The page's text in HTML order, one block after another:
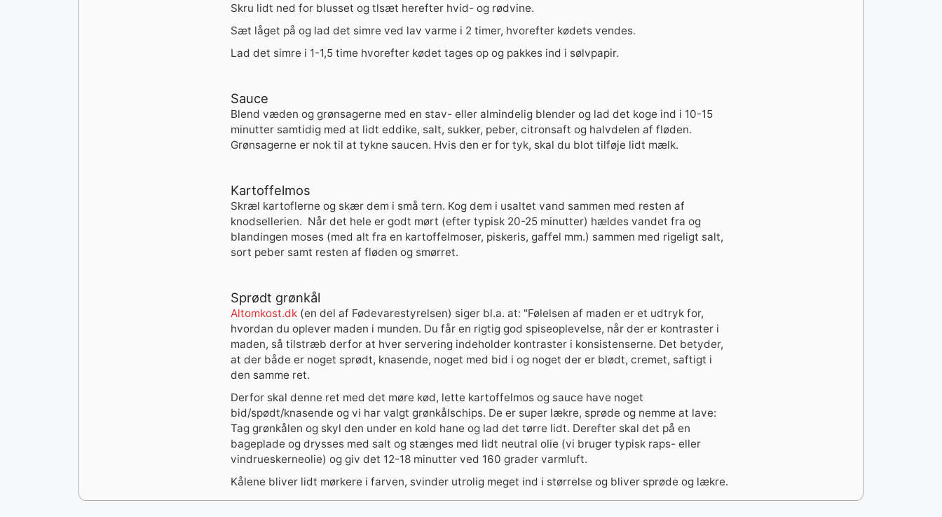
Skru lidt ned for blusset og tlsæt herefter hvid- og rødvine.
Sæt låget på og lad det simre ved lav varme i 2 timer, hvorefter kødets vendes.
Lad det simre i 1-1,5 time hvorefter kødet tages op og pakkes ind i sølvpapir.
Sauce
Blend væden og grønsagerne med en stav- eller almindelig blender og lad det koge ind i 10-15
minutter samtidig med at lidt eddike, salt, sukker, peber, citronsaft og halvdelen af fløden.
Grønsagerne er nok til at tykne saucen. Hvis den er for tyk, skal du blot tilføje lidt mælk.
Kartoffelmos
Skræl kartoflerne og skær dem i små tern. Kog dem i usaltet vand sammen med resten af
knodsellerien. Når det hele er godt mørt (efter typisk 20-25 minutter) hældes vandet fra og
blandingen moses (med alt fra en kartoffelmoser, piskeris, gaffel mm.) sammen med rigeligt salt,
sort peber samt resten af fløden og smørret.
Sprødt grønkål
Altomkost.dk (en del af Fødevarestyrelsen) siger bl.a. at: "Følelsen af maden er et udtryk for,
hvordan du oplever maden i munden. Du får en rigtig god spiseoplevelse, når der er kontraster i
maden, så tilstræb derfor at hver servering indeholder kontraster i konsistenserne. Det betyder,
at der både er noget sprødt, knasende, noget med bid i og noget der er blødt, cremet, saftigt i
den samme ret.
Derfor skal denne ret med det møre kød, lette kartoffelmos og sauce have noget
bid/spødt/knasende og vi har valgt grønkålschips. De er super lækre, sprøde og nemme at lave:
Tag grønkålen og skyl den under en kold hane og lad det tørre lidt. Derefter skal det på en
bageplade og drysses med salt og stænges med lidt neutral olie (vi bruger typisk raps- eller
vindrueskerneolie) og giv det 12-18 minutter ved 160 grader varmluft.
Kålene bliver lidt mørkere i farven, svinder utrolig meget ind i størrelse og bliver sprøde og lækre.